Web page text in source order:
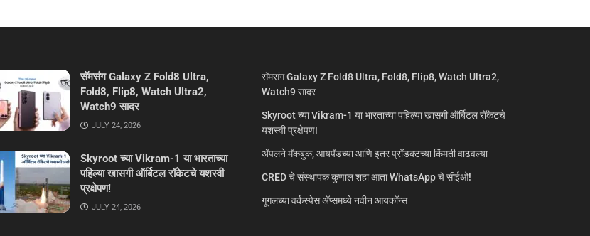
सॅमसंग Galaxy Z Fold8 Ultra,
Fold8, Flip8, Watch Ultra2,
Watch9 सादर
JULY 24, 2026
Skyroot च्या Vikram-1 या भारताच्या
पहिल्या खासगी ऑर्बिटल रॉकेटचे यशस्वी
प्रक्षेपण!
JULY 24, 2026
सॅमसंग Galaxy Z Fold8 Ultra, Fold8, Flip8, Watch Ultra2,
Watch9 सादर
Skyroot च्या Vikram-1 या भारताच्या पहिल्या खासगी ऑर्बिटल रॉकेटचे
यशस्वी प्रक्षेपण!
ॲपलने मॅकबुक, आयपॅडच्या आणि इतर प्रॉडक्टच्या किंमती वाढवल्या
CRED चे संस्थापक कुणाल शहा आता WhatsApp चे सीईओ!
गूगलच्या वर्कस्पेस अ‍ॅप्समध्ये नवीन आयकॉन्स